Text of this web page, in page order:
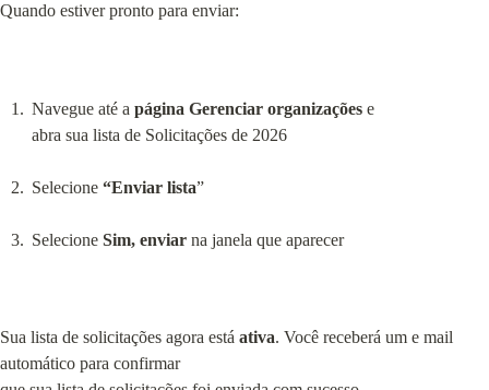
Quando estiver pronto para enviar:
Navegue até a página Gerenciar organizações e
abra sua lista de Solicitações de 2026
Selecione “Enviar lista”
Selecione Sim, enviar na janela que aparecer
Sua lista de solicitações agora está ativa. Você receberá um e mail
automático para confirmar